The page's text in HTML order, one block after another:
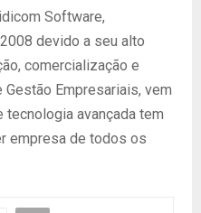
Software,
devido a seu alto
comercialização e
Empresariais, vem
tecnologia avançada tem
empresa de todos os